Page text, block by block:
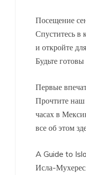
Посещение
Спуститесь в
и откройте
Будьте
Первые
Прочтите
часах в
все об этом
A Guide to
Исла-